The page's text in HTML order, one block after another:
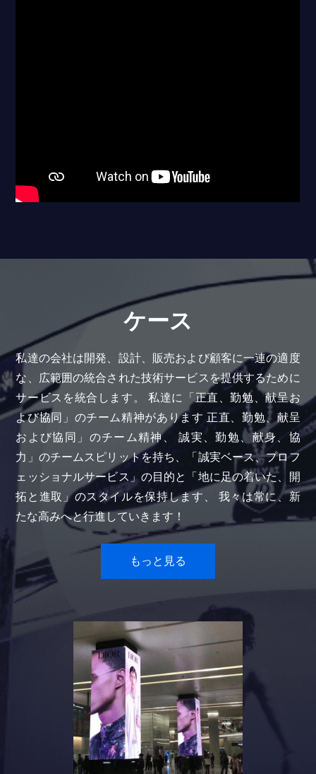
ケース
私達の会社は開発、設計、販売および顧客に一連の適度
な、広範囲の統合された技術サービスを提供するために
サービスを統合します。 私達に「正直、勤勉、献呈お
よび協同」のチーム精神があります 正直、勤勉、献呈
および協同」のチーム精神、 誠実、勤勉、献身、協
力」のチームスピリットを持ち、「誠実ベース、プロフ
ェッショナルサービス」の目的と「地に足の着いた、開
拓と進取」のスタイルを保持します、 我々は常に、新
たな高みへと行進していきます！
もっと見る